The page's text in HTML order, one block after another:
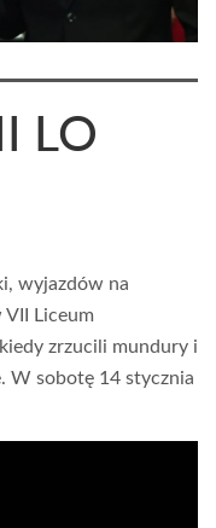
LO
wyjazdów na
Liceum
zrzucili mundury i
W sobotę 14 stycznia